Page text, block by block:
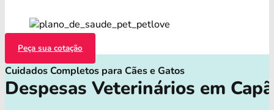
Peça sua cotação
Cuidados Completos para Cães e Gatos
Despesas Veterinários em